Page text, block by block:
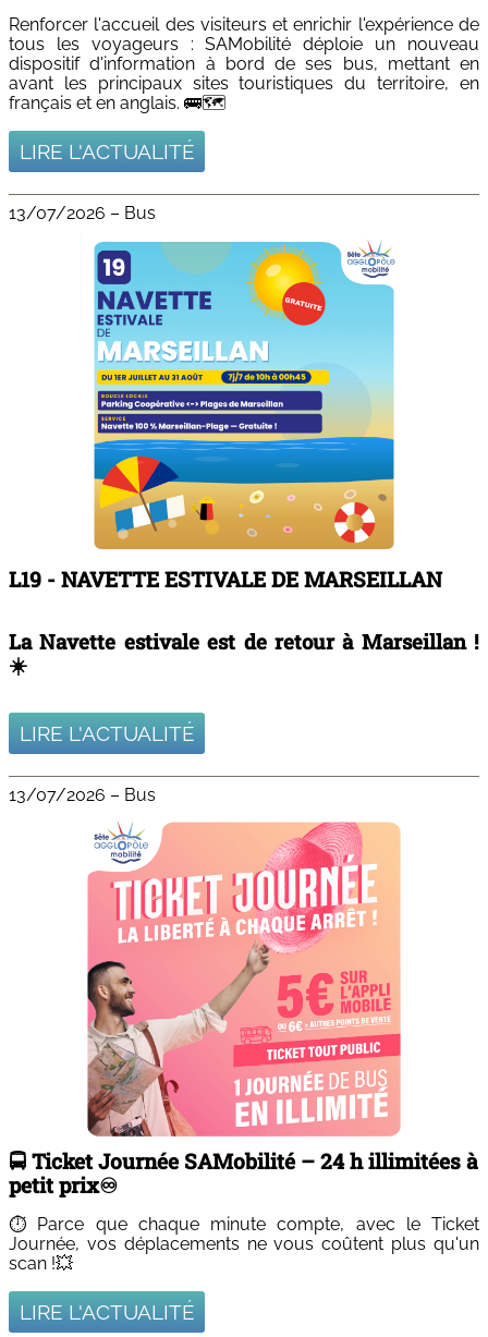
Renforcer l'accueil des visiteurs et enrichir l'expérience de
tous les voyageurs : SAMobilité déploie un nouveau
dispositif d'information à bord de ses bus, mettant en
avant les principaux sites touristiques du territoire, en
français et en anglais. 🚌🗺️
LIRE L'ACTUALITÉ
13/07/2026 – Bus
L19 - NAVETTE ESTIVALE DE MARSEILLAN
La Navette estivale est de retour à Marseillan !
☀️
LIRE L'ACTUALITÉ
13/07/2026 – Bus
🚍 Ticket Journée SAMobilité – 24 h illimitées à
petit prix♾️
⏱️ Parce que chaque minute compte, avec le Ticket
Journée, vos déplacements ne vous coûtent plus qu'un
scan !💥​
LIRE L'ACTUALITÉ